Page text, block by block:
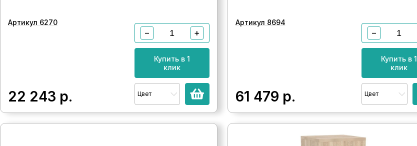
Артикул 6270
22 243 р.
− +
Купить в 1
клик
Цвет
Артикул 8694
61 479 р.
−
Купить в 1
клик
Цвет